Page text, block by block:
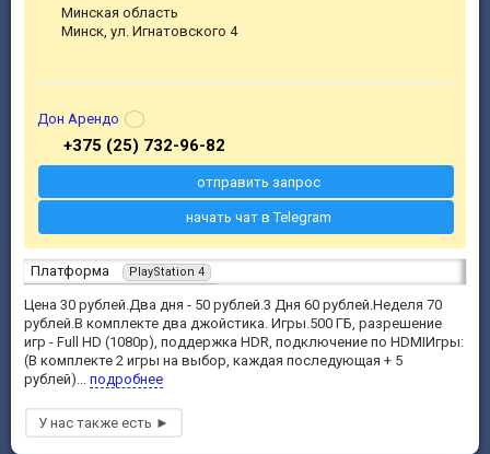
Платформа PlayStation 4
Цена 30 рублей.Два дня - 50 рублей.3 Дня 60 рублей.Неделя 70
рублей.В комплекте два джойстика. Игры.500 ГБ, разрешение
игр - Full HD (1080p), поддержка HDR, подключение по HDMIИгры:
(В комплекте 2 игры на выбор, каждая последующая + 5
рублей)... подробнее
Минская область
Минск, ул. Игнатовского 4
Дон Арендо
+375 (25) 732-96-82
отправить запрос
начать чат в Telegram